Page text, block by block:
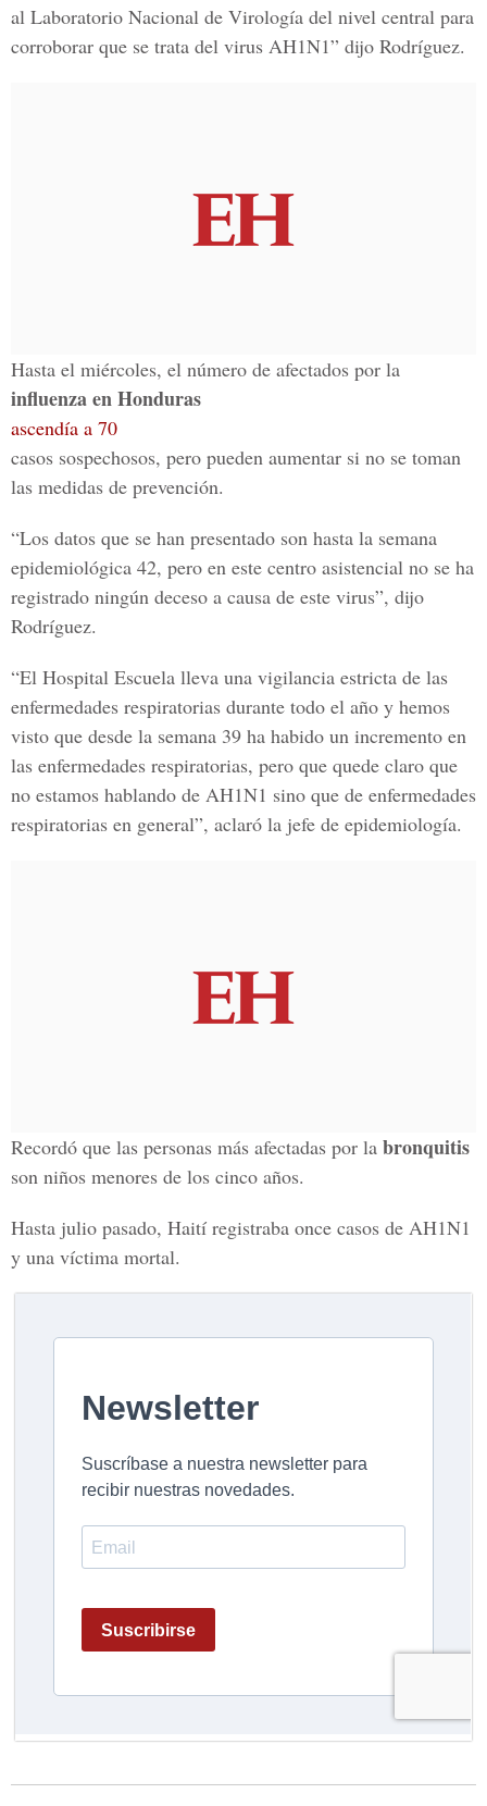
al Laboratorio Nacional de Virología del nivel central para
corroborar que se trata del virus AH1N1” dijo Rodríguez.
Hasta el miércoles, el número de afectados por la
influenza en Honduras
ascendía a 70
casos sospechosos, pero pueden aumentar si no se toman
las medidas de prevención.
“Los datos que se han presentado son hasta la semana
epidemiológica 42, pero en este centro asistencial no se ha
registrado ningún deceso a causa de este virus”, dijo
Rodríguez.
“El Hospital Escuela lleva una vigilancia estricta de las
enfermedades respiratorias durante todo el año y hemos
visto que desde la semana 39 ha habido un incremento en
las enfermedades respiratorias, pero que quede claro que
no estamos hablando de AH1N1 sino que de enfermedades
respiratorias en general”, aclaró la jefe de epidemiología.
Recordó que las personas más afectadas por la bronquitis
son niños menores de los cinco años.
Hasta julio pasado, Haití registraba once casos de AH1N1
y una víctima mortal.